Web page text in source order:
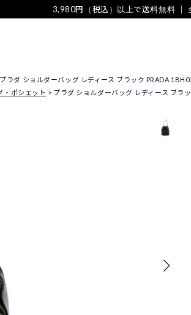
3,980円（税込）以上で送料無料 ｜
プラダ ショルダーバッグ レディース ブラック PRADA
・ポシェット プラダ ショルダーバッグ レディース ブラ